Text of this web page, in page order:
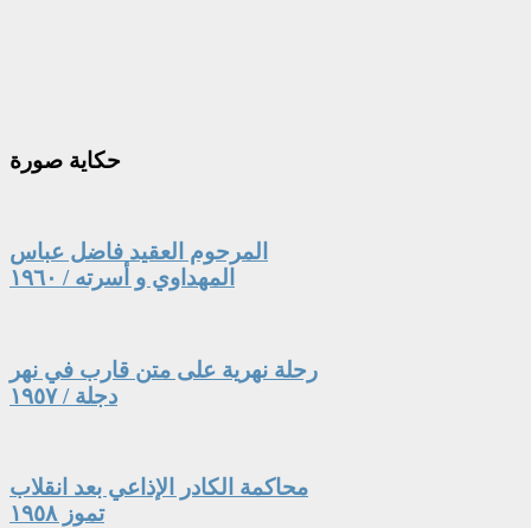
حكاية صورة
المرحوم العقيد فاضل عباس
المهداوي و أسرته / ١٩٦٠
رحلة نهرية على متن قارب في نهر
دجلة / ١٩٥٧
محاكمة الكادر الإذاعي بعد انقلاب
تموز ١٩٥٨